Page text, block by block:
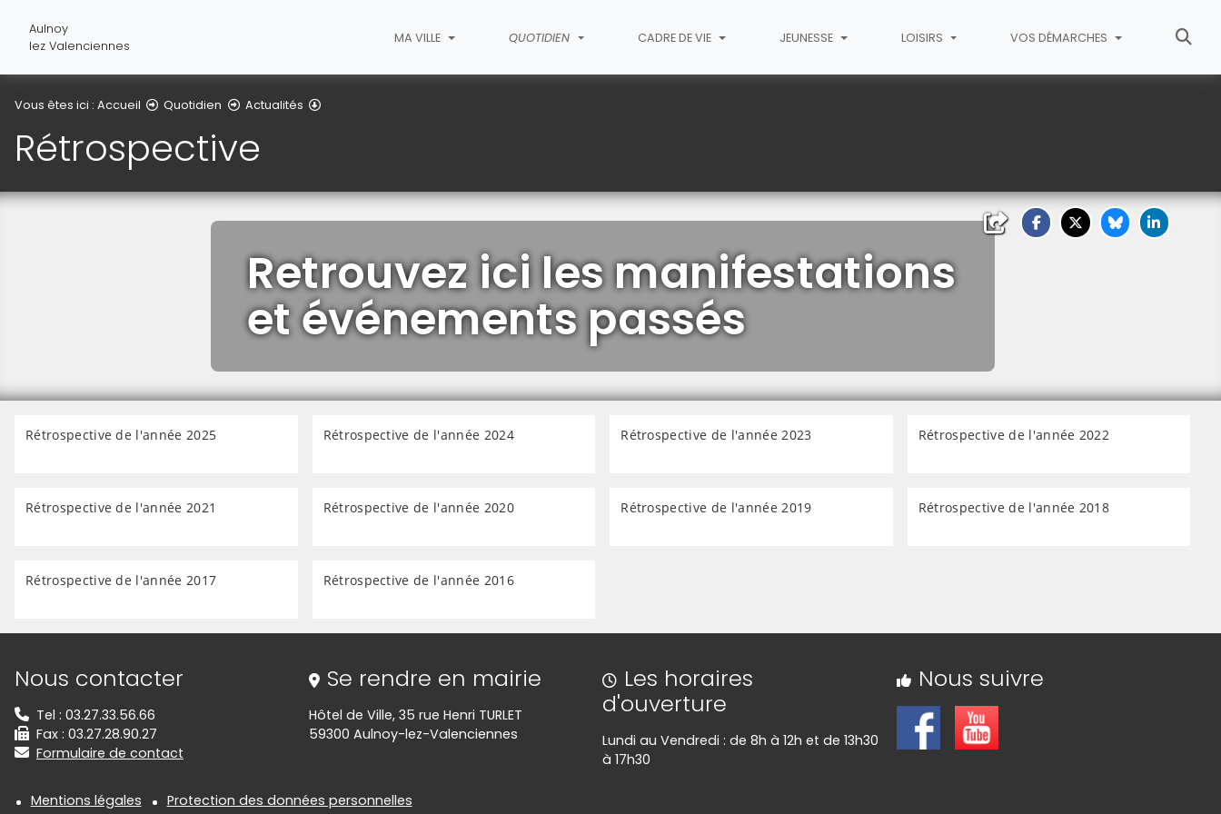
Aulnoy
lez Valenciennes
MA VILLE QUOTIDIEN CADRE DE VIE JEUNESSE LOISIRS VOS DÉMARCHES
Vous êtes ici : Accueil Quotidien Actualités
Rétrospective
Retrouvez ici les manifestations
et événements passés
Rétrospective de l'année 2025 Rétrospective de l'année 2024 Rétrospective de l'année 2023 Rétrospective de l'année 2022
Rétrospective de l'année 2021 Rétrospective de l'année 2020 Rétrospective de l'année 2019 Rétrospective de l'année 2018
Rétrospective de l'année 2017 Rétrospective de l'année 2016
Informations de contact
Nous contacter
Tel : 03.27.33.56.66
Fax : 03.27.28.90.27
Formulaire de contact
Se rendre en mairie
Hôtel de Ville, 35 rue Henri TURLET
59300 Aulnoy-lez-Valenciennes
Les horaires
d'ouverture
Lundi au Vendredi : de 8h à 12h et de 13h30
à 17h30
Nous suivre
Mentions légales
Protection des données personnelles